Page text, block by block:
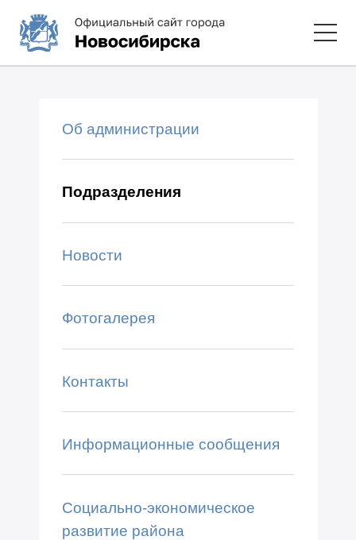
Об администрации
Подразделения
Новости
Фотогалерея
Контакты
Информационные сообщения
Социально-экономическое
развитие района